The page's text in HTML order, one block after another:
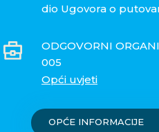
dio Ugovora o
ODGOVORNI
005
Opći uvjeti
OPĆE INFORMACIJE